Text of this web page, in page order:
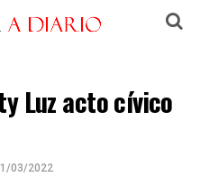
Luz acto cívico
03/2022